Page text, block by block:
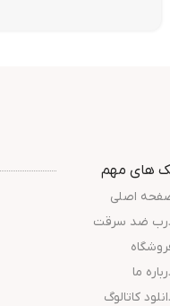
های مهم
اصلی
ضد سرقت
ما
کاتالوگ